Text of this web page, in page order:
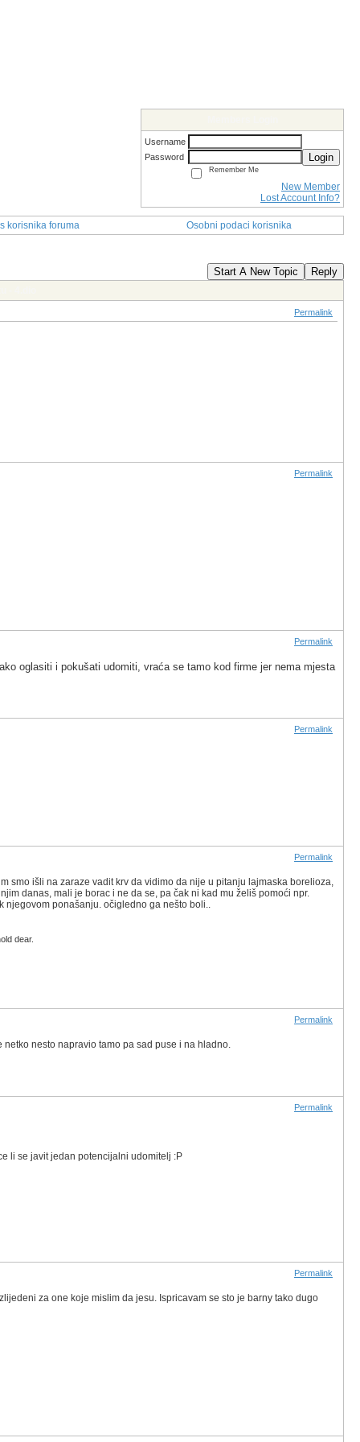
Username
Password
Login
Remember Me
New Member
Lost Account Info?
korisnika foruma Osobni podaci korisnika
Start A New Topic Reply
Permalink
Permalink
Permalink
oglasiti i pokušati udomiti, vraća se tamo kod firme jer nema mjesta
Permalink
Permalink
smo išli na zaraze vadit krv da vidimo da nije u pitanju lajmaska borelioza,
danas, mali je borac i ne da se, pa čak ni kad mu želiš pomoći npr.
ponašanju. očigledno ga nešto boli..
dear.
Permalink
nesto napravio tamo pa sad puse i na hladno.
Permalink
li se javit jedan potencijalni udomitelj :P
Permalink
za one koje mislim da jesu. Ispricavam se sto je barny tako dugo